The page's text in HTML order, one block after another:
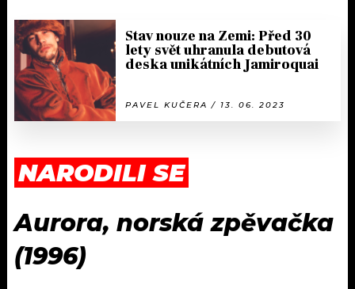
Stav nouze na Zemi: Před 30
lety svět uhranula debutová
deska unikátních Jamiroquai
PAVEL KUČERA / 13. 06. 2023
NARODILI SE
Aurora, norská zpěvačka
(1996)